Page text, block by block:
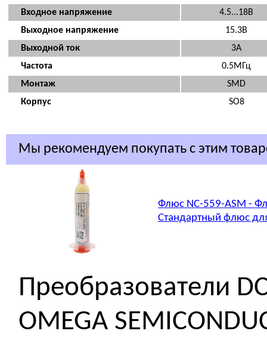
Входное напряжение
4.5...18В
Выходное напряжение
15.3В
Выходной ток
3А
Частота
0.5МГц
Монтаж
SMD
Корпус
SO8
Мы рекомендуем покупать с этим
Флюс NC-559-ASM -
Стандартный флюс
Преобразователи
OMEGA